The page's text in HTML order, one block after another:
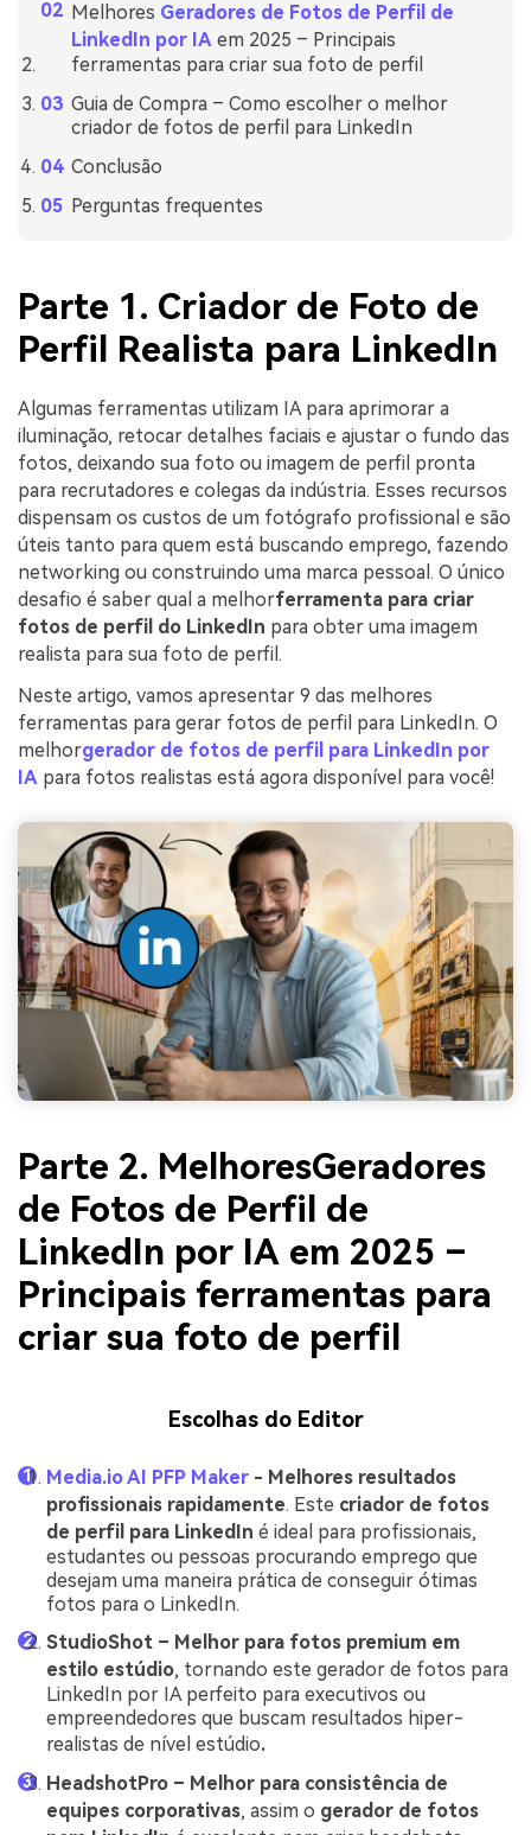
Melhores Geradores de Fotos de Perfil de
LinkedIn por IAem 2025 – Principais
ferramentas para criar sua foto de perfil
Guia de Compra – Como escolher o melhor
criador de fotos de perfil para LinkedIn
Conclusão
Perguntas frequentes
Parte 1. Criador de Foto de
Perfil Realista para LinkedIn
Algumas ferramentas utilizam IA para aprimorar a
iluminação, retocar detalhes faciais e ajustar o fundo das
fotos, deixando sua foto ou imagem de perfil pronta
para recrutadores e colegas da indústria. Esses recursos
dispensam os custos de um fotógrafo profissional e são
úteis tanto para quem está buscando emprego, fazendo
networking ou construindo uma marca pessoal. O único
desafio é saber qual a melhorferramenta para criar
fotos de perfil do LinkedIn para obter uma imagem
realista para sua foto de perfil.
Neste artigo, vamos apresentar 9 das melhores
ferramentas para gerar fotos de perfil para LinkedIn. O
melhorgerador de fotos de perfil para LinkedIn por
IA para fotos realistas está agora disponível para você!
Parte 2. MelhoresGeradores
de Fotos de Perfil de
LinkedIn por IA em 2025 –
Principais ferramentas para
criar sua foto de perfil
Escolhas do Editor
Media.io AI PFP Maker - Melhores resultados
profissionais rapidamente. Este criador de fotos
de perfil para LinkedIn é ideal para profissionais,
estudantes ou pessoas procurando emprego que
desejam uma maneira prática de conseguir ótimas
fotos para o LinkedIn.
StudioShot – Melhor para fotos premium em
estilo estúdio, tornando este gerador de fotos para
LinkedIn por IA perfeito para executivos ou
empreendedores que buscam resultados hiper-
realistas de nível estúdio.
HeadshotPro – Melhor para consistência de
equipes corporativas, assim o gerador de fotos